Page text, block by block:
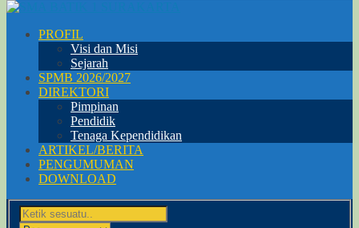
PROFIL
Visi dan Misi
Sejarah
SPMB 2026/2027
DIREKTORI
Pimpinan
Pendidik
Tenaga Kependidikan
ARTIKEL/BERITA
PENGUMUMAN
DOWNLOAD